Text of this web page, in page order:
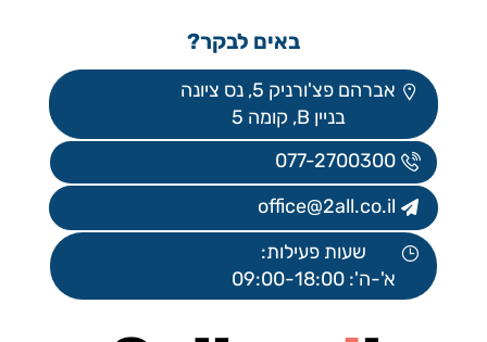
באים לבקר?
אברהם פצ'ורניק 5, נס ציונה
בניין B, קומה 5
077-2700300
office@2all.co.il
שעות פעילות:
א'-ה': 09:00-18:00